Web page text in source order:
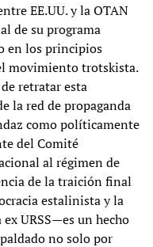
EE.UU. y la OTAN
de su programa
en los principios
movimiento trotskista.
retratar esta
la red de propaganda
como políticamente
del Comité
al régimen de
de la traición final
estalinista y la
URSS—es un hecho
no solo por